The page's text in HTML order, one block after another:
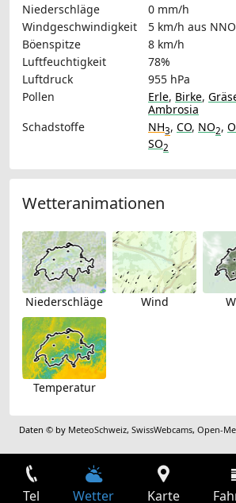
Niederschläge
0 mm/h
Windgeschwindigkeit
5 km/h aus NNO
Böenspitze
8 km/h
Luftfeuchtigkeit
78%
Luftdruck
955 hPa
Pollen
Erle, Birke,
Ambrosia
Schadstoffe
NH3, CO, NO2,
SO2
Wetteranimationen
Niederschläge Wind
Temperatur
Daten © by MeteoSchweiz,SwissWebcams,Open-
Tel Wetter Karte